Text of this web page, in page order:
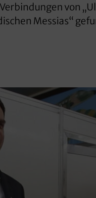
von
Messias“